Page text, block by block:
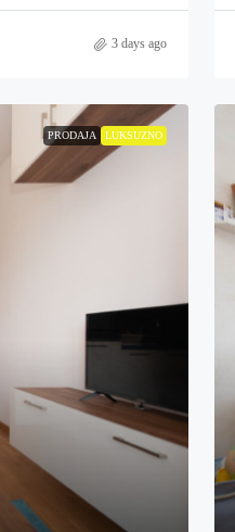
3 days ago
PRODAJA LUKSUZNO